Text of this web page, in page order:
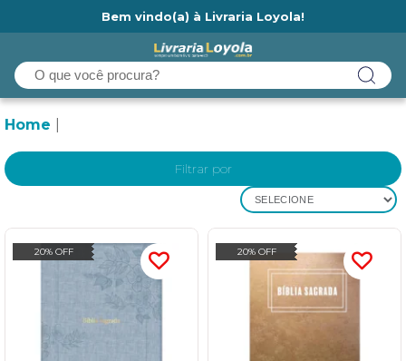
Bem vindo(a) à Livraria Loyola!
Home
Filtrar por
SELECIONE
20% OFF 20% OFF